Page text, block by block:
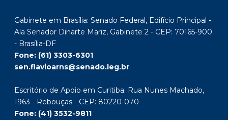
Gabinete em Brasília: Senado Federal, Edifício Principal -
Ala Senador Dinarte Mariz, Gabinete 2 - CEP: 70165-900
- Brasília-DF
Fone: (61) 3303-6301
sen.flavioarns@senado.leg.br
Escritório de Apoio em Curitiba: Rua Nunes Machado,
1963 - Rebouças - CEP: 80220-070
Fone: (41) 3532-9811